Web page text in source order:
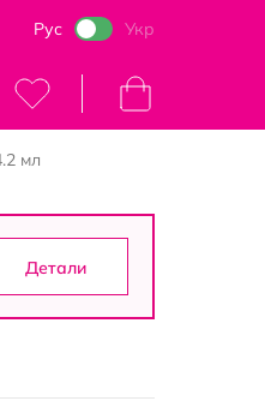
Рус Укр
Моя корзина
мл
Детали